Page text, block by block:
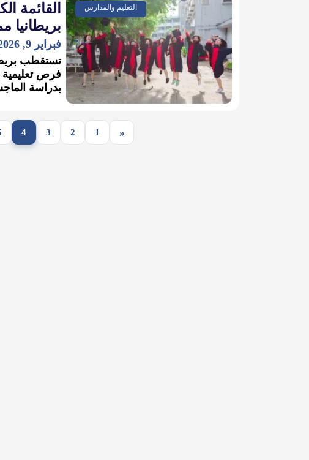
التعليم والمدارس
بريطانيا
فبراير 9, 2026
تستقطب
فرص تعليمية
بدراسة
«
1
2
3
4